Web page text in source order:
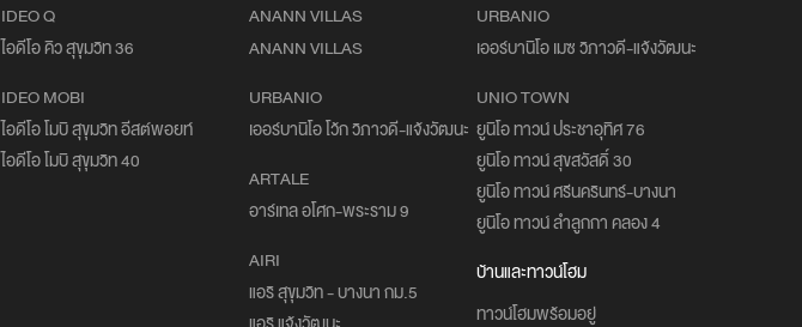
IDEO Q
ไอดีโอ คิว สุขุมวิท 36
IDEO MOBI
ไอดีโอ โมบิ สุขุมวิท อีสต์พอยท์
ไอดีโอ โมบิ สุขุมวิท 40
ANANN VILLAS
ANANN VILLAS
URBANIO
เออร์บานิโอ โว้ก วิภาวดี-แจ้งวัฒนะ
ARTALE
อาร์เทล อโศก-พระราม 9
AIRI
แอริ สุขุมวิท - บางนา กม.5
URBANIO
เออร์บานิโอ เมซ วิภาวดี-แจ้งวัฒนะ
UNIO TOWN
ยูนิโอ ทาวน์ ประชาอุทิศ 76
ยูนิโอ ทาวน์ สุขสวัสดิ์ 30
ยูนิโอ ทาวน์ ศรีนครินทร์-บางนา
ยูนิโอ ทาวน์ ลำลูกกา คลอง 4
บ้านและทาวน์โฮม
ทาวน์โฮมพร้อมอยู่